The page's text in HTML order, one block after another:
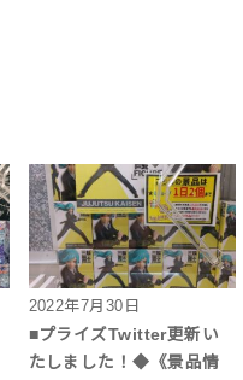
2022年7月30日
■プライズTwitter更新い
たしました！◆《景品情